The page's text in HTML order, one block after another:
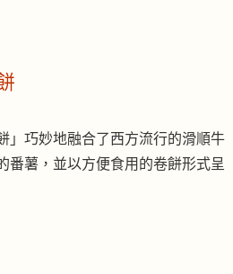
」巧妙地融合了西方流行的滑順牛
番薯，並以方便食用的卷餅形式呈